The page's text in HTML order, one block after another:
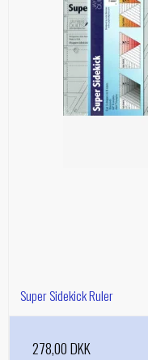
Super Sidekick Ruler
278,00 DKK